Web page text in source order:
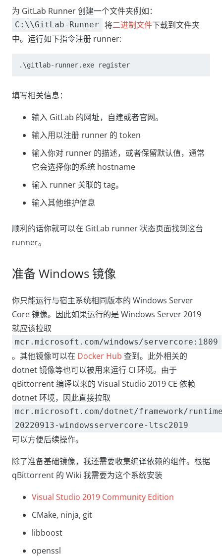
为 GitLab Runner 创建一个文件夹例如：
C:\\GitLab-Runner 将二进制文件下载到文件夹
中。运行如下指令注册 runner:
.\gitlab-runner.exe register
填写相关信息：
输入 GitLab 的网址，自建或者官网。
输入用以注册 runner 的 token
输入你对 runner 的描述，或者保留默认值，通常
它会选择你的系统 hostname
输入 runner 关联的 tag。
输入其他维护信息
顺利的话你就可以在 GitLab runner 状态页面找到这台
runner。
准备 Windows 镜像
你只能运行与宿主系统相同版本的 Windows Server
Core 镜像。因此如果运行的是 Windows Server 2019
就应该拉取
mcr.microsoft.com/windows/servercore:1809
。其他镜像可以在 Docker Hub 查到。此外相关的
dotnet 镜像等也可以被用来运行 CI 环境。由于
qBittorrent 编译以来的 Visual Studio 2019 CE 依赖
dotnet 环境，因此直接拉取
mcr.microsoft.com/dotnet/framework/
20220913-windowsservercore-ltsc2019
可以方便后续操作。
除了准备基础镜像，我还需要收集编译依赖的组件。根据
qBittorrent 的 Wiki 我需要为这个系统安装
Visual Studio 2019 Community Edition
CMake, ninja, git
libboost
openssl